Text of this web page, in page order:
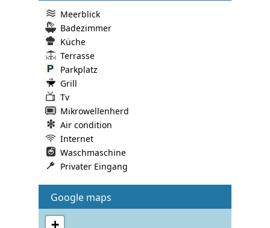
Meerblick
Badezimmer
Küche
Terrasse
Parkplatz
Grill
Tv
Mikrowellenherd
Air condition
Internet
Waschmaschine
Privater Eingang
Google maps